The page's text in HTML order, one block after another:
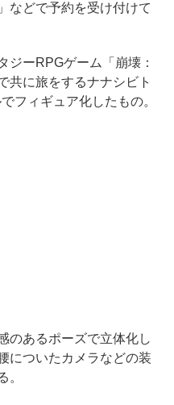
などで予約を受け付けて
ーRPGゲーム「崩壊：
共に旅をするナナシビト
フィギュア化したもの。
のあるポーズで立体化し
についたカメラなどの装
。